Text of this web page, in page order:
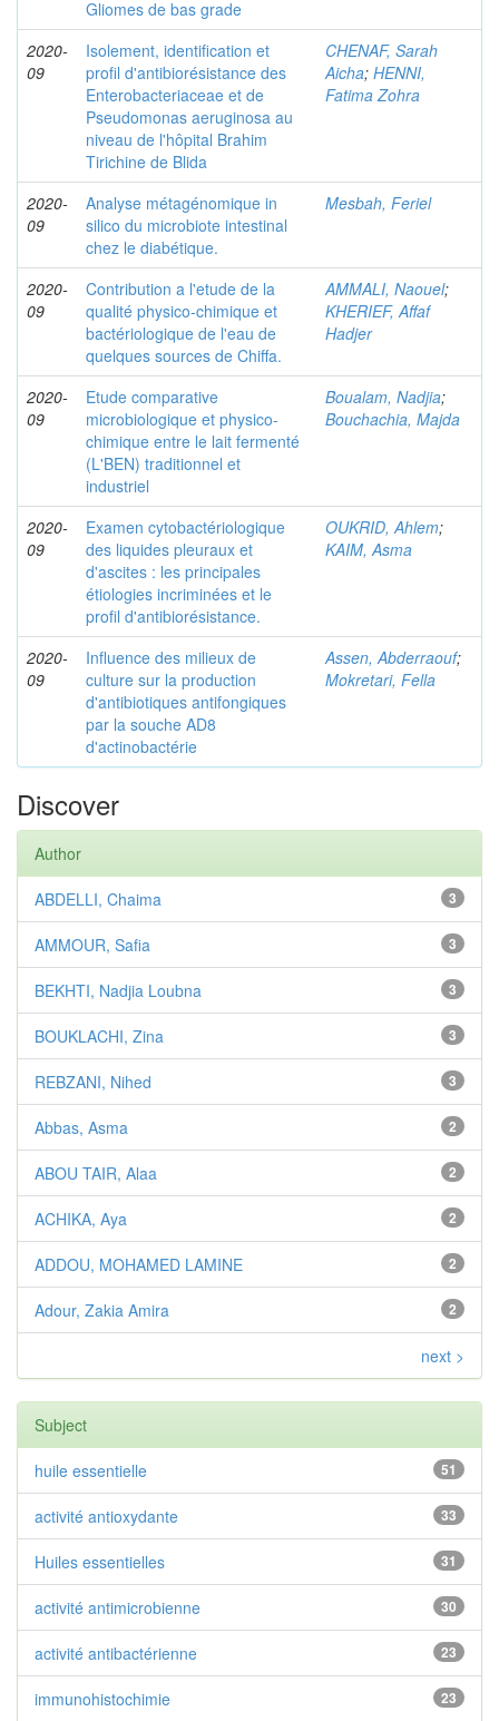
Gliomes de bas grade
2020-
09
Isolement, identification et
profil d'antibiorésistance des
Enterobacteriaceae et de
Pseudomonas aeruginosa au
niveau de l'hôpital Brahim
Tirichine de Blida
CHENAF, Sarah
Aicha; HENNI,
Fatima Zohra
2020-
09
Analyse métagénomique in
silico du microbiote intestinal
chez le diabétique.
Mesbah, Feriel
2020-
09
Contribution a l'etude de la
qualité physico-chimique et
bactériologique de l'eau de
quelques sources de Chiffa.
AMMALI, Naouel;
KHERIEF, Affaf
Hadjer
2020-
09
Etude comparative
microbiologique et physico-
chimique entre le lait fermenté
(L'BEN) traditionnel et
industriel
Boualam, Nadjia;
Bouchachia, Majda
2020-
09
Examen cytobactériologique
des liquides pleuraux et
d'ascites : les principales
étiologies incriminées et le
profil d'antibiorésistance.
OUKRID, Ahlem;
KAIM, Asma
2020-
09
Influence des milieux de
culture sur la production
d'antibiotiques antifongiques
par la souche AD8
d'actinobactérie
Assen, Abderraouf;
Mokretari, Fella
Discover
Author
3
ABDELLI, Chaima
3
AMMOUR, Safia
3
BEKHTI, Nadjia Loubna
3
BOUKLACHI, Zina
3
REBZANI, Nihed
2
Abbas, Asma
2
ABOU TAIR, Alaa
2
ACHIKA, Aya
2
ADDOU, MOHAMED LAMINE
2
Adour, Zakia Amira
next >
Subject
51
huile essentielle
33
activité antioxydante
31
Huiles essentielles
30
activité antimicrobienne
23
activité antibactérienne
23
immunohistochimie